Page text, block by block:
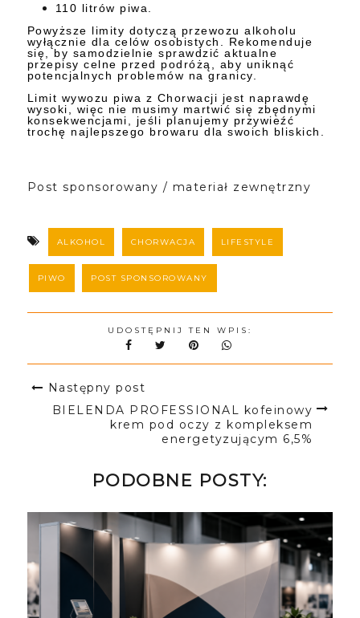
110 litrów piwa.
Powyższe limity dotyczą przewozu alkoholu
wyłącznie dla celów osobistych. Rekomenduje
się, by samodzielnie sprawdzić aktualne
przepisy celne przed podróżą, aby uniknąć
potencjalnych problemów na granicy.
Limit wywozu piwa z Chorwacji jest naprawdę
wysoki, więc nie musimy martwić się zbędnymi
konsekwencjami, jeśli planujemy przywieźć
trochę najlepszego browaru dla swoich bliskich.
Post sponsorowany / materiał zewnętrzny
ALKOHOL CHORWACJA LIFESTYLE
PIWO POST SPONSOROWANY
UDOSTĘPNIJ TEN WPIS:
Następny post
BIELENDA PROFESSIONAL kofeinowy
krem pod oczy z kompleksem
energetyzującym 6,5%
PODOBNE POSTY: